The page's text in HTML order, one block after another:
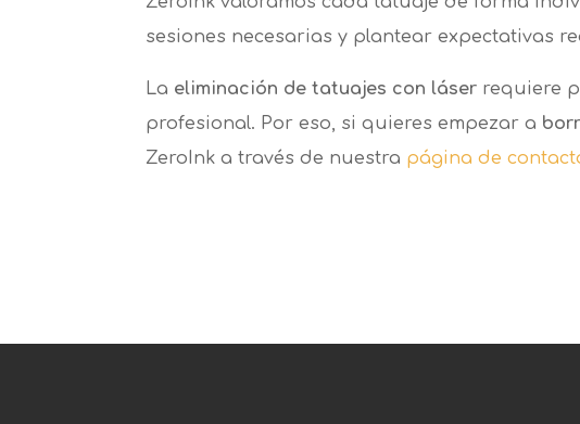
sesiones necesarias y plantear expectativas
La eliminación de tatuajes con láser requiere
profesional. Por eso, si quieres empezar a
ZeroInk a través de nuestra página de